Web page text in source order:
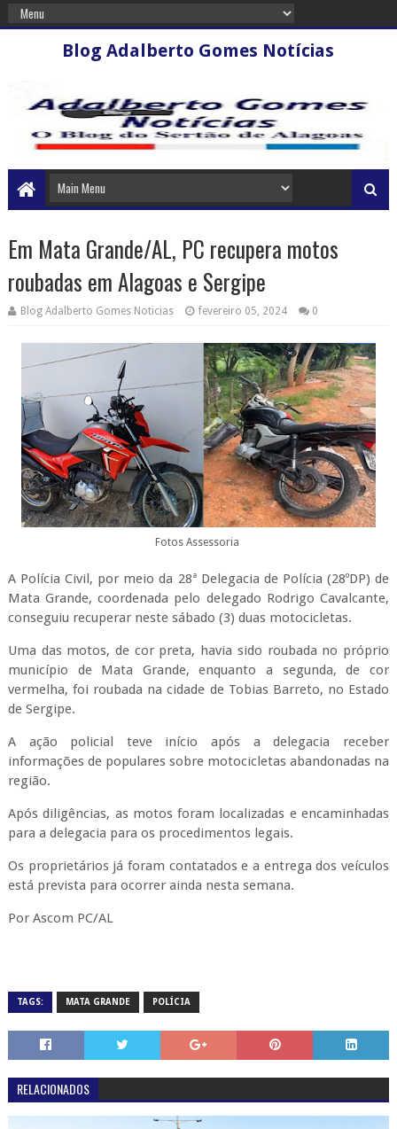
Blog Adalberto Gomes Notícias
Em Mata Grande/AL, PC recupera motos
roubadas em Alagoas e Sergipe
Blog Adalberto Gomes Noticias fevereiro 05, 2024 0
Fotos Assessoria
A Polícia Civil, por meio da 28ª Delegacia de Polícia (28ºDP) de
Mata Grande, coordenada pelo delegado Rodrigo Cavalcante,
conseguiu recuperar neste sábado (3) duas motocicletas.
Uma das motos, de cor preta, havia sido roubada no próprio
município de Mata Grande, enquanto a segunda, de cor
vermelha, foi roubada na cidade de Tobias Barreto, no Estado
de Sergipe.
A ação policial teve início após a delegacia receber
informações de populares sobre motocicletas abandonadas na
região.
Após diligências, as motos foram localizadas e encaminhadas
para a delegacia para os procedimentos legais.
Os proprietários já foram contatados e a entrega dos veículos
está prevista para ocorrer ainda nesta semana.
Por Ascom PC/AL
TAGS: MATA GRANDE POLÍCIA
RELACIONADOS